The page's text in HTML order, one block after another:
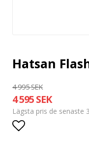
Hatsan
4 995 SEK
4 595 SEK
Lägsta pris de senaste